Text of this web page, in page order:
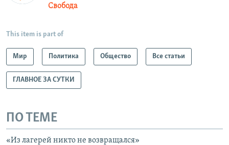
Свобода
This item is part of
Мир Политика Общество Все статьи
ГЛАВНОЕ ЗА СУТКИ
ПО ТЕМЕ
«Из лагерей никто не возвращался»